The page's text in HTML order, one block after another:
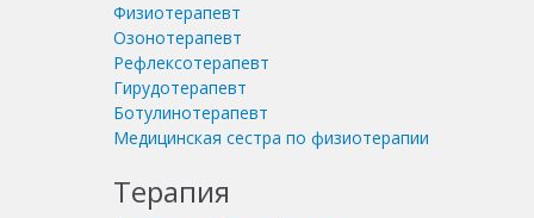
Физиотерапевт
Озонотерапевт
Рефлексотерапевт
Гирудотерапевт
Ботулинотерапевт
Медицинская сестра по физиотерапии
Терапия